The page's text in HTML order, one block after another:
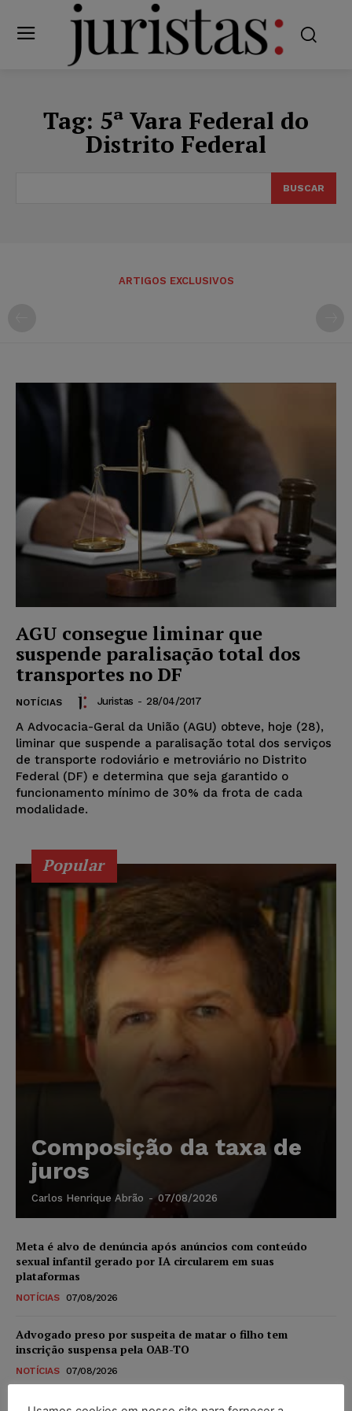
Tag: 5ª Vara Federal do
Distrito Federal
BUSCAR
ARTIGOS EXCLUSIVOS
AGU consegue liminar que
suspende paralisação total dos
transportes no DF
NOTÍCIAS Juristas - 28/04/2017
A Advocacia-Geral da União (AGU) obteve, hoje (28),
liminar que suspende a paralisação total dos serviços
de transporte rodoviário e metroviário no Distrito
Federal (DF) e determina que seja garantido o
funcionamento mínimo de 30% da frota de cada
modalidade.
Popular
Composição da taxa de
juros
Carlos Henrique Abrão - 07/08/2026
Meta é alvo de denúncia após anúncios com conteúdo
sexual infantil gerado por IA circularem em suas
plataformas
NOTÍCIAS 07/08/2026
Advogado preso por suspeita de matar o filho tem
inscrição suspensa pela OAB-TO
NOTÍCIAS 07/08/2026
STF amplia isenção de IBS e CBS na compra de veículos